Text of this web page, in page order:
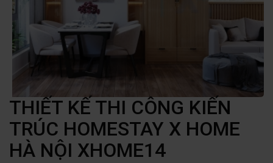
THIẾT KẾ THI CÔNG KIẾN
TRÚC HOMESTAY X HOME
HÀ NỘI XHOME14